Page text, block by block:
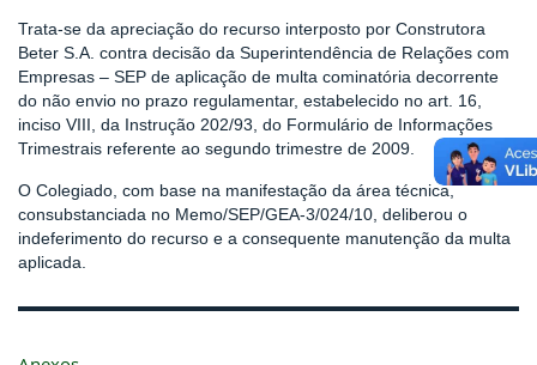
Trata-se da apreciação do recurso interposto por Construtora
Beter S.A. contra decisão da Superintendência de Relações com
Empresas – SEP de aplicação de multa cominatória decorrente
do não envio no prazo regulamentar, estabelecido no art. 16,
inciso VIII, da Instrução 202/93, do Formulário de Informações
Trimestrais referente ao segundo trimestre de 2009.
O Colegiado, com base na manifestação da área técnica,
consubstanciada no Memo/SEP/GEA-3/024/10, deliberou o
indeferimento do recurso e a consequente manutenção da multa
aplicada.